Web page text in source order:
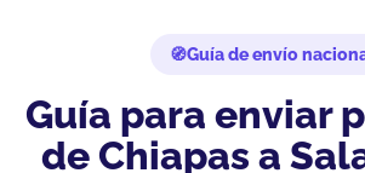
Guía de envío
Guía para enviar
de Chiapas a